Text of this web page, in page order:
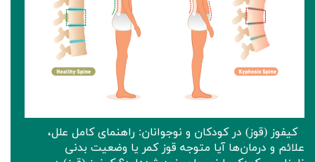
کیفوز (قوز) در کودکان و نوجوانان: راهنمای کامل علل،
علائم و درمان‌ها آیا متوجه قوز کمر یا وضعیت بدنی